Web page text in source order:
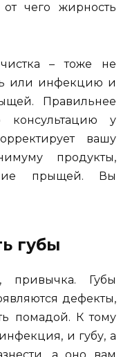
чего жирность
– тоже не
или инфекцию и
Правильнее
консультацию у
вашу
продукты,
прыщей. Вы
губы
привычка. Губы
дефекты,
помадой. К тому
и губу, а
а оно вам